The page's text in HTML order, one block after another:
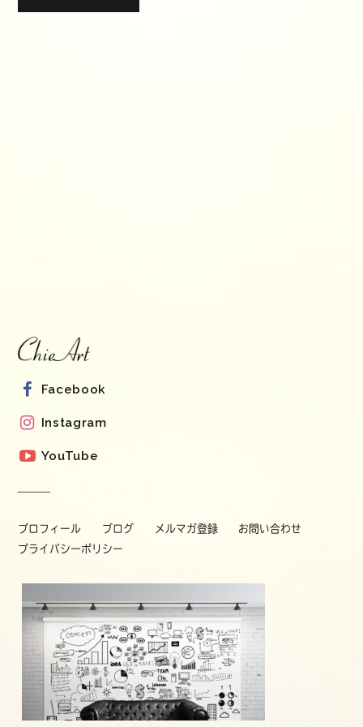
Facebook
Instagram
YouTube
プロフィール ブログ メルマガ登録
お問い合わせ
プライバシーポリシー